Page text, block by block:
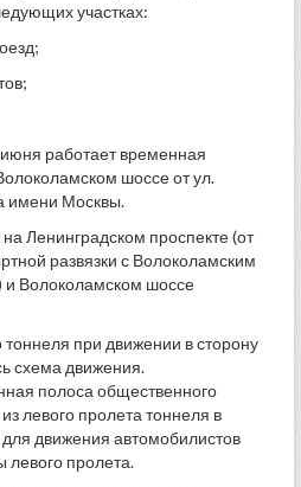
участках:
работает временная
шоссе от ул.
имени Москвы.
Ленинградском проспекте (от
развязки с Волоколамским
и Волоколамском шоссе
при движении в сторону
схема движения.
полоса общественного
левого пролета тоннеля в
движения автомобилистов
левого пролета.